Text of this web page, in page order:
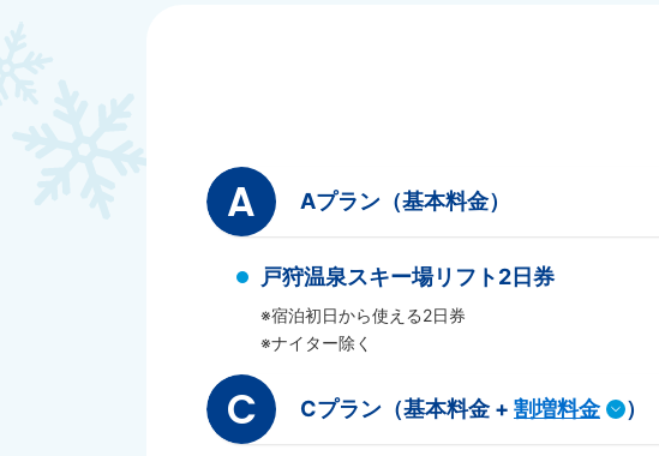
A Aプラン（基本料金）
戸狩温泉スキー場リフト2日券
※宿泊初日から使える2日券
※ナイター除く
C Cプラン（基本料金 + 割増料金 ）